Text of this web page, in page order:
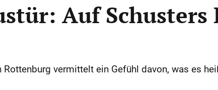
Auf Schusters
vermittelt ein Gefühl davon, was es